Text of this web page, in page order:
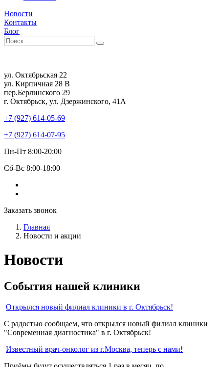
Новости
Контакты
Блог
ул. Октябрьская 22
ул. Кирпичная 28 В
пер.Берлинского 29
г. Октябрьск, ул. Дзержинского, 41А
+7 (927) 614-05-69
+7 (927) 614-07-95
Пн-Пт 8:00-20:00
Сб-Вс 8:00-18:00
Заказать звонок
Главная
Новости и акции
Новости
События нашей клиники
Открылся новый филиал клиники в г. Октябрьск!
С радостью сообщаем, что открылся новый филиал клиники
"Современная диагностика" в г. Октябрьск!
Известный врач-онколог из г.Москва, теперь с нами!